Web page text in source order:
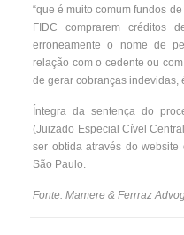
“que é muito comum fundos
FIDC comprarem créditos
erroneamente o nome de
relação com o cedente ou
de gerar cobranças indevidas,
Íntegra da sentença do
(Juizado Especial Cível
ser obtida através do
São Paulo.
Fonte: Mamere & Ferrraz